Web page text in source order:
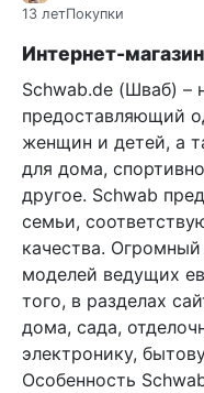
13 летПокупки
Интернет-
Schwab.de (Шваб) –
предоставляющий
женщин и детей, а
для дома,
другое. Schwab
семьи,
качества.
моделей ведущих
того, в разделах
дома, сада,
электронику,
Особенность